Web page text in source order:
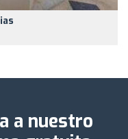
a nuestro